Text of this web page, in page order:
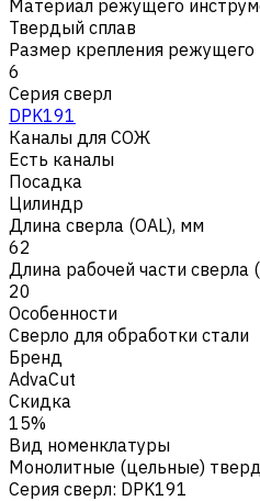
Материал режущего
Твердый сплав
Размер крепления режущего
6
Серия сверл
DPK191
Каналы для СОЖ
Есть каналы
Посадка
Цилиндр
Длина сверла (OAL), мм
62
Длина рабочей части сверла
20
Особенности
Сверло для обработки стали
Бренд
AdvaCut
Скидка
15%
Вид номенклатуры
Монолитные (цельные)
Серия сверл: DPK191